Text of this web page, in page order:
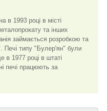
в 1993 році в місті
та інших
займається розробкою та
Печі типу "Булер'ян" були
в 1977 році в штаті
печі працюють за